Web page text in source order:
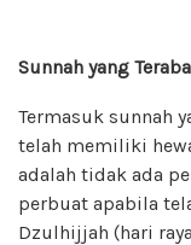
Sunnah yang
Termasuk sunnah
telah memiliki
adalah tidak ada
perbuat apabila
Dzulhijjah (hari